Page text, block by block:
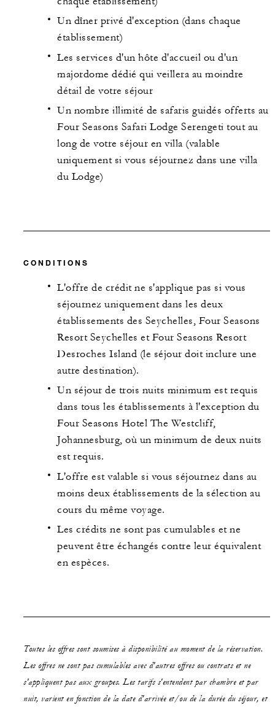
Un dîner privé d'exception (dans chaque
établissement)
Les services d'un hôte d'accueil ou d'un
majordome dédié qui veillera au moindre
détail de votre séjour
Un nombre illimité de safaris guidés offerts au
Four Seasons Safari Lodge Serengeti tout au
long de votre séjour en villa (valable
uniquement si vous séjournez dans une villa
du Lodge)
CONDITIONS
L'offre de crédit ne s'applique pas si vous
séjournez uniquement dans les deux
établissements des Seychelles, Four Seasons
Resort Seychelles et Four Seasons Resort
Desroches Island (le séjour doit inclure une
autre destination).
Un séjour de trois nuits minimum est requis
dans tous les établissements à l'exception du
Four Seasons Hotel The Westcliff,
Johannesburg, où un minimum de deux nuits
est requis.
L'offre est valable si vous séjournez dans au
moins deux établissements de la sélection au
cours du même voyage.
Les crédits ne sont pas cumulables et ne
peuvent être échangés contre leur équivalent
en espèces.
Toutes les offres sont soumises à disponibilité au moment de la réservation.
Les offres ne sont pas cumulables avec d'autres offres ou contrats et ne
s'appliquent pas aux groupes. Les tarifs s'entendent par chambre et par
nuit, varient en fonction de la date d'arrivée et/ou de la durée du séjour, et